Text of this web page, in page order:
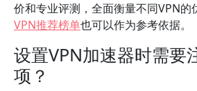
价和专业评测，全面衡量不同VPN的
VPN推荐榜单也可以作为参考依据。
设置VPN加速器时需要
项？